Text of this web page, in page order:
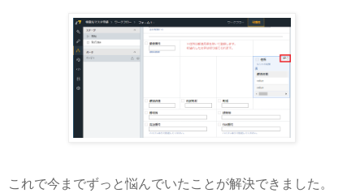
これで今までずっと悩んでいたことが解決できました。